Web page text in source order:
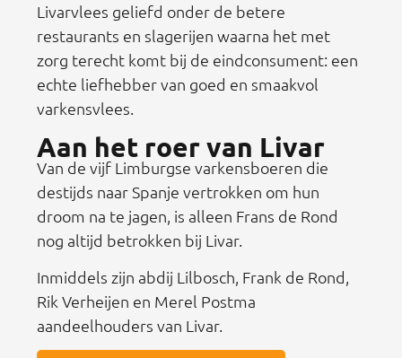
Livarvlees geliefd onder de betere
restaurants en slagerijen waarna het met
zorg terecht komt bij de eindconsument: een
echte liefhebber van goed en smaakvol
varkensvlees.
Aan het roer van Livar
Van de vijf Limburgse varkensboeren die
destijds naar Spanje vertrokken om hun
droom na te jagen, is alleen Frans de Rond
nog altijd betrokken bij Livar.
Inmiddels zijn abdij Lilbosch, Frank de Rond,
Rik Verheijen en Merel Postma
aandeelhouders van Livar.